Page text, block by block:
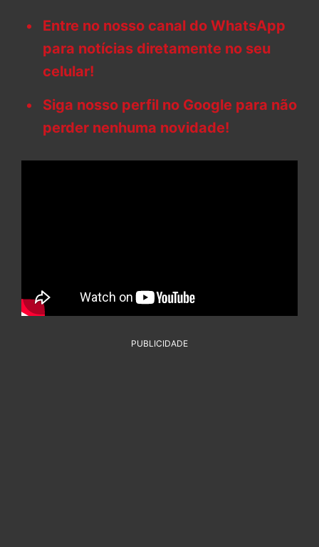
Entre no nosso canal do WhatsApp
para notícias diretamente no seu
celular!
Siga nosso perfil no Google para não
perder nenhuma novidade!
PUBLICIDADE